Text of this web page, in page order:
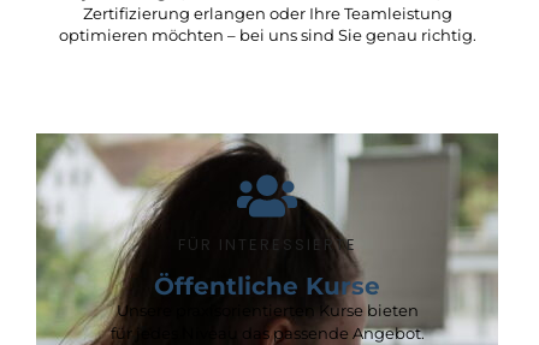
Zertifizierung erlangen oder Ihre Teamleistung
optimieren möchten – bei uns sind Sie genau richtig.
FÜR INTERESSIERTE
Öffentliche Kurse
Unsere praxisorientierten Kurse bieten
für jedes Niveau das passende Angebot.